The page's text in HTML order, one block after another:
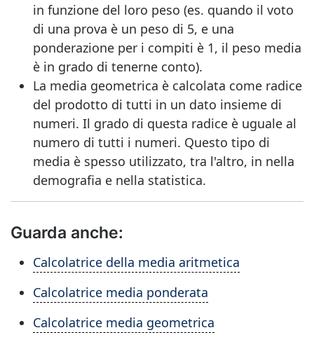
in funzione del loro peso (es. quando il voto
di una prova è un peso di 5, e una
ponderazione per i compiti è 1, il peso media
è in grado di tenerne conto).
La media geometrica è calcolata come radice
del prodotto di tutti in un dato insieme di
numeri. Il grado di questa radice è uguale al
numero di tutti i numeri. Questo tipo di
media è spesso utilizzato, tra l'altro, in nella
demografia e nella statistica.
Guarda anche:
Calcolatrice della media aritmetica
Calcolatrice media ponderata
Calcolatrice media geometrica